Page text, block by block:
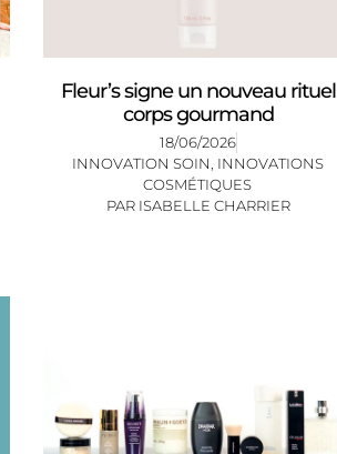
Fleur’s signe un nouveau rituel
corps gourmand
18/06/2026
INNOVATION SOIN INNOVATIONS
COSMÉTIQUES
PAR ISABELLE CHARRIER